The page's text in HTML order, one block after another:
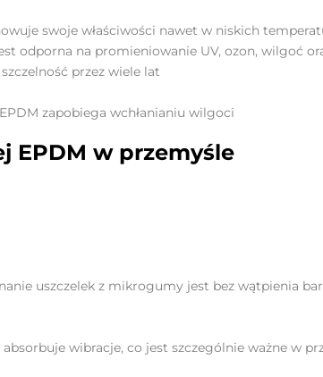
swoje właściwości nawet w niskich
odporna na promieniowanie UV, ozon, wilgoć
przez wiele lat
zapobiega wchłanianiu wilgoci
EPDM w przemyśle
uszczelek z mikrogumy jest bez wątpienia
absorbuje wibracje, co jest szczególnie ważne w